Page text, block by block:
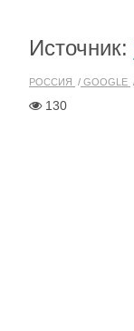
Источник:
РОССИЯ GOOGLE
130